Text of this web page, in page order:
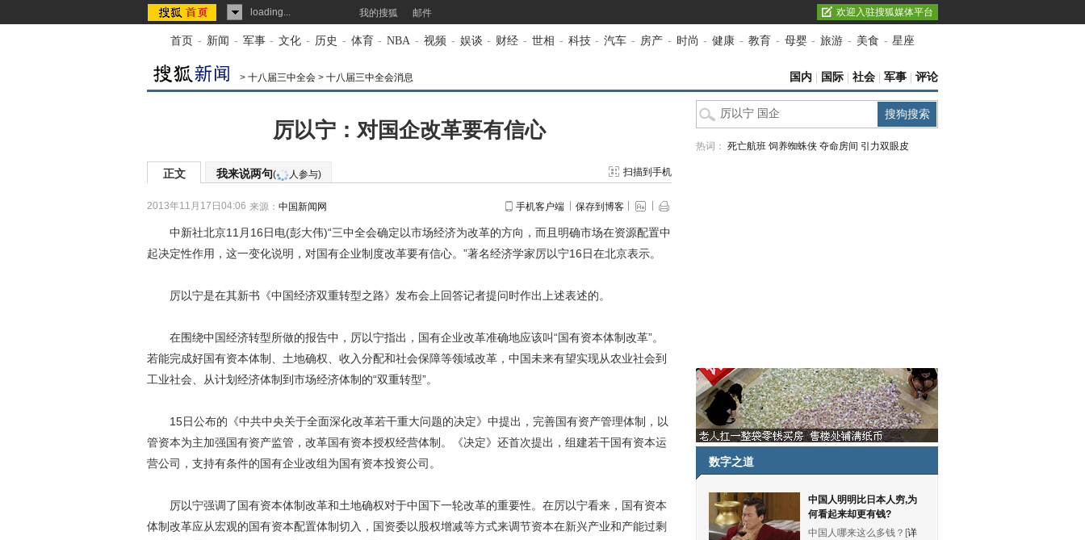
loading... 我的搜狐 邮件 欢迎入驻搜狐媒体平台
首页 - 新闻 - 军事 - 文化 - 历史 - 体育 - NBA - 视频 - 娱谈 - 财经 - 世相 - 科技 - 汽车 - 房产 - 时尚 - 健康 - 教育 - 母婴 - 旅游 - 美食 - 星座
> 十八届三中全会 > 十八届三中全会消息 国内 国际 社会 军事 评论
厉以宁：对国企改革要有信心
正文 我来说两句( 人参与) 扫描到手机
2013年11月17日04:06 来源： 中国新闻网 手机客户端 保存到博客
中新社北京11月16日电(彭大伟)“三中全会确定以市场经济为改革的方向，而且明确市场在资源配置中
起决定性作用，这一变化说明，对国有企业制度改革要有信心。”著名经济学家厉以宁16日在北京表示。
厉以宁是在其新书《中国经济双重转型之路》发布会上回答记者提问时作出上述表述的。
在围绕中国经济转型所做的报告中，厉以宁指出，国有企业改革准确地应该叫“国有资本体制改革”。
若能完成好国有资本体制、土地确权、收入分配和社会保障等领域改革，中国未来有望实现从农业社会到
工业社会、从计划经济体制到市场经济体制的“双重转型”。
15日公布的《中共中央关于全面深化改革若干重大问题的决定》中提出，完善国有资产管理体制，以
管资本为主加强国有资产监管，改革国有资本授权经营体制。《决定》还首次提出，组建若干国有资本运
营公司，支持有条件的国有企业改组为国有资本投资公司。
厉以宁强调了国有资本体制改革和土地确权对于中国下一轮改革的重要性。在厉以宁看来，国有资本
体制改革应从宏观的国有资本配置体制切入，国资委以股权增减等方式来调节资本在新兴产业和产能过剩
热词： 死亡航班 饲养蜘蛛侠 夺命房间 引力双眼皮
数字之道
中国人明明比日本人穷,为
何看起来却更有钱?
中国人哪来这么多钱？[详